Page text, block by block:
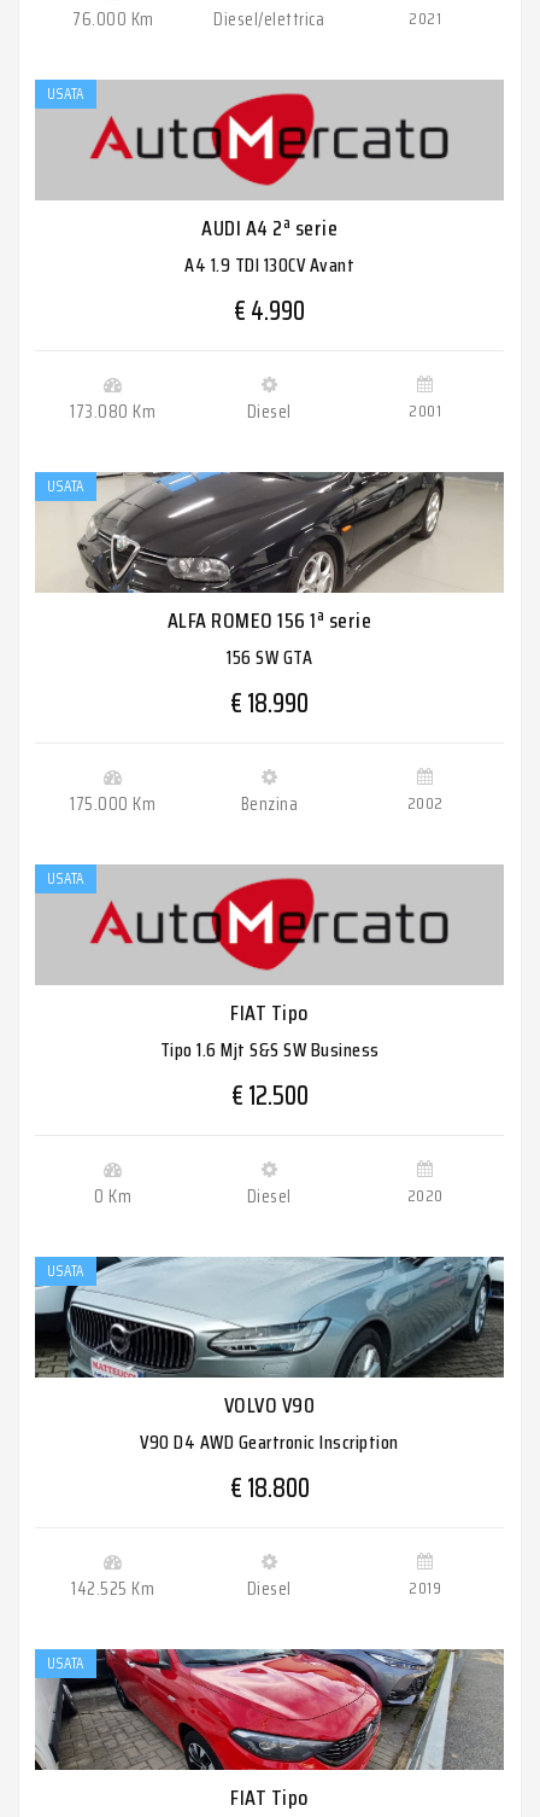
76.000 Km Diesel/elettrica 2021
USATA
AUDI A4 2ª serie
A4 1.9 TDI 130CV Avant
€ 4.990
173.080 Km Diesel 2001
USATA
ALFA ROMEO 156 1ª serie
156 SW GTA
€ 18.990
175.000 Km Benzina 2002
USATA
FIAT Tipo
Tipo 1.6 Mjt S&S SW Business
€ 12.500
0 Km Diesel 2020
USATA
VOLVO V90
V90 D4 AWD Geartronic Inscription
€ 18.800
142.525 Km Diesel 2019
USATA
FIAT Tipo